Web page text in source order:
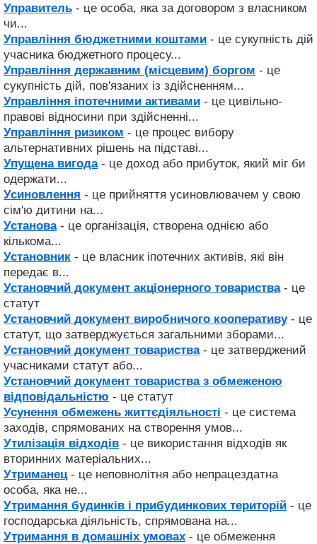
Управитель - це особа, яка за договором з власником
чи...
Управління бюджетними коштами - це сукупність дій
учасника бюджетного процесу...
Управління державним (місцевим) боргом - це
сукупність дій, пов'язаних із здійсненням...
Управління іпотечними активами - це цивільно-
правові відносини при здійсненні...
Управління ризиком - це процес вибору
альтернативних рішень на підставі...
Упущена вигода- це доход або прибуток, який міг би
одержати...
Усиновлення - це прийняття усиновлювачем у свою
сім'ю дитини на...
Установа- це організація, створена однією або
кількома...
Установник - це власник іпотечних активів, які він
передає в...
Установчий документ акціонерного товариства- це
статут
Установчий документ виробничого кооперативу- це
статут, що затверджується загальними зборами...
Установчий документ товариства- це затверджений
учасниками статут або...
Установчий документ товариства з обмеженою
відповідальністю - це статут
Усунення обмежень життєдіяльності - це система
заходів, спрямованих на створення умов...
Утилізація відходів - це використання відходів як
вторинних матеріальних...
Утриманец- це неповнолітня або непрацездатна
особа, яка не...
Утримання будинків і прибудинкових територій - це
господарська діяльність, спрямована на...
Утримання в домашніх умовах - це обмеження